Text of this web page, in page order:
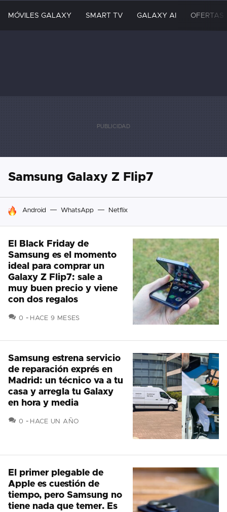
MÓVILES GALAXY SMART TV GALAXY AI OFERTAS
Samsung Galaxy Z Flip7
HOY SE HABLA DE
Android WhatsApp Netflix
El Black Friday de
Samsung es el momento
ideal para comprar un
Galaxy Z Flip7: sale a
muy buen precio y viene
con dos regalos
0 COMENTARIOS
HACE 9 MESES
Samsung estrena servicio
de reparación exprés en
Madrid: un técnico va a tu
casa y arregla tu Galaxy
en hora y media
0 COMENTARIOS
HACE UN AÑO
El primer plegable de
Apple es cuestión de
tiempo, pero Samsung no
tiene nada que temer. Es